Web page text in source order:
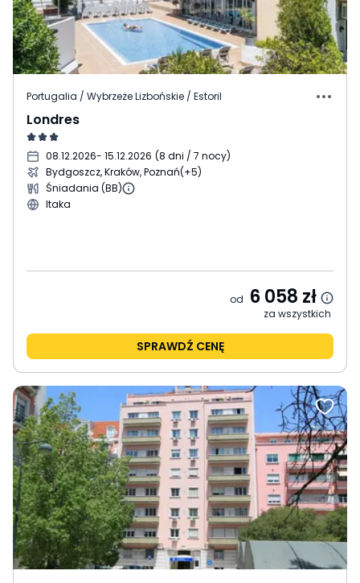
Portugalia / Wybrzeże Lizbońskie / Estoril
Londres
08.12.2026- 15.12.2026 (8 dni / 7 nocy)
Bydgoszcz, Kraków, Poznań(+5)
Śniadania (BB)
Itaka
od 6 058 zł
za wszystkich
SPRAWDŹ CENĘ